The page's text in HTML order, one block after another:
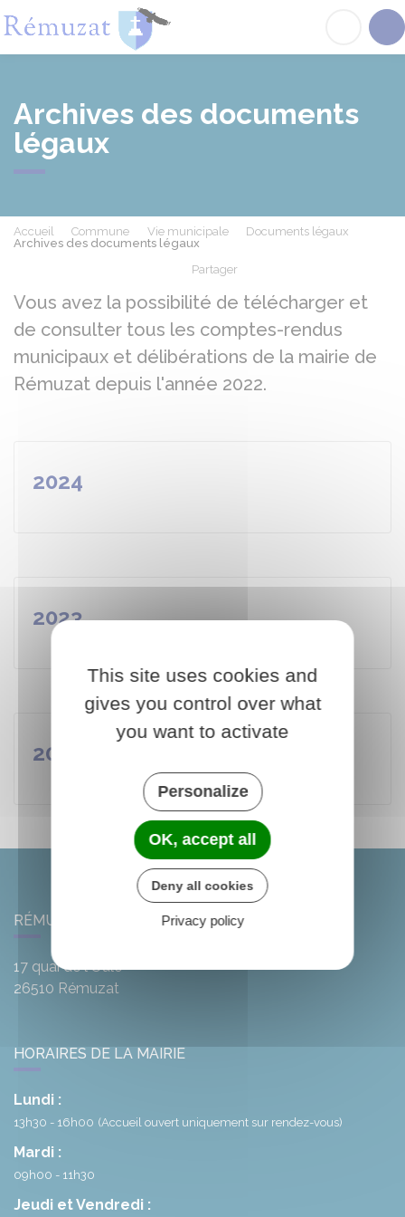
Archives des documents
légaux
Accueil Commune Vie municipale
Documents légaux
Archives des documents légaux
Partager
Vous avez la possibilité de télécharger et
de consulter tous les comptes-rendus
municipaux et délibérations de la mairie de
Rémuzat depuis l'année 2022.
2024
2023
2022
RÉMUZAT
17 quai de l'Oule
26510 Rémuzat
HORAIRES DE LA MAIRIE
Lundi :
13h30 - 16h00 (Accueil ouvert uniquement sur rendez-vous)
Mardi :
09h00 - 11h30
Jeudi et Vendredi :
This site uses cookies and
gives you control over what
you want to activate
Personalize
OK, accept all
Deny all cookies
Privacy policy